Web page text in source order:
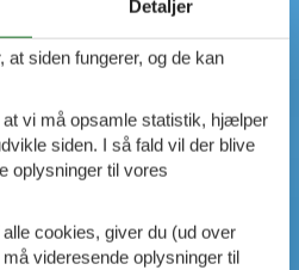
Detaljer
siden fungerer, og de kan
vi må opsamle statistik, hjælper
siden. I så fald vil der blive
oplysninger til vores
cookies, giver du (ud over
videresende oplysninger til